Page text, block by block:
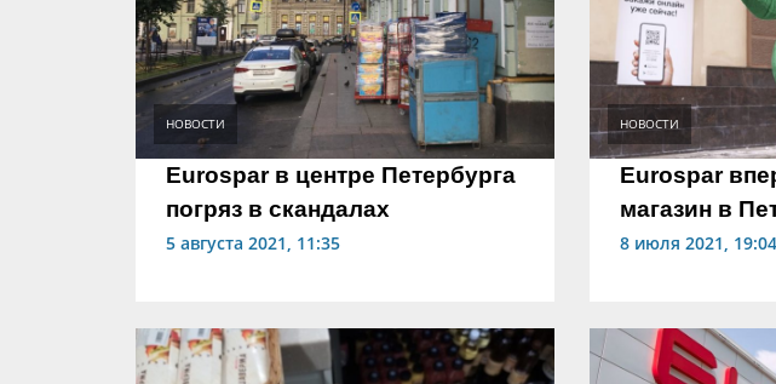
НОВОСТИ
Eurospar в центре Петербурга
погряз в скандалах
5 августа 2021, 11:35
НОВОСТИ
Eurospar
магазин в
8 июля 2021, 19:04